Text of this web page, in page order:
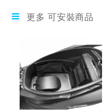
更多 可安裝商品